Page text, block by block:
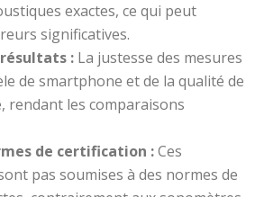
exactes, ce qui peut
significatives.
: La justesse des mesures
de smartphone et de la qualité de
rendant les comparaisons
de certification :Ces
pas soumises à des normes de